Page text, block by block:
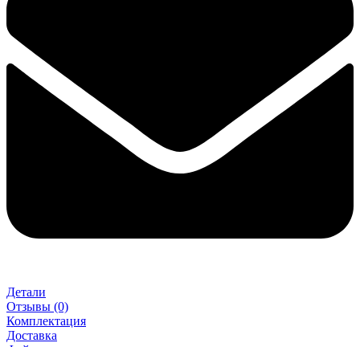
Детали
Отзывы (0)
Комплектация
Доставка